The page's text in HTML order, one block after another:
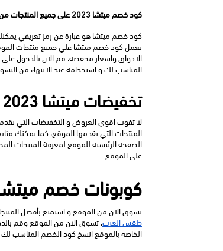
كود خصم ميتشا 2023 على جميع المنتجات من موقع طقس العرب
المناسب لك و استخدامه عند الانتهاء من
تخفيضات ميتشا 2023 على الازياء و الملابس و الأحذية و الحقائب
على الموقع.
كوبونات خصم ميتشا 2023 أعلى توفير حقيقي على
تسوق الان من الموقع و استمتع بأفضل
طقس العرب
الخاصة بالموقع انسخ كود الخصم المناسب